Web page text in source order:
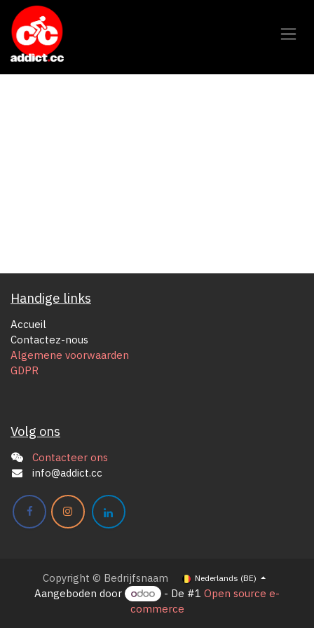
Overslaan naar inhoud
Handige links
Accueil
Contactez-nous
Algemene voorwaarden
GDPR
Volg ons
Contacteer ons
info@addict.cc
Copyright © Bedrijfsnaam Nederlands (BE)
Aangeboden door - De #1 Open source e-
commerce